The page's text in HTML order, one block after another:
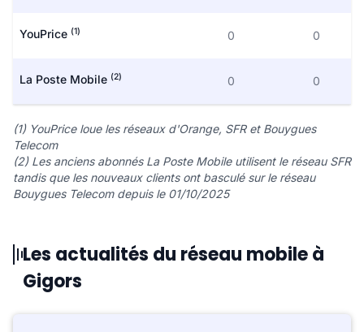
YouPrice (1) 0 0
La Poste Mobile (2) 0 0
(1) YouPrice loue les réseaux d'Orange, SFR et Bouygues
Telecom
(2) Les anciens abonnés La Poste Mobile utilisent le réseau SFR
tandis que les nouveaux clients ont basculé sur le réseau
Bouygues Telecom depuis le 01/10/2025
Les actualités du réseau mobile à
Gigors